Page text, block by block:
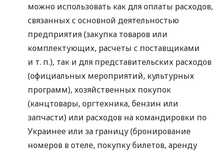
можно использовать как для оплаты расходов,
связанных с основной деятельностью
предприятия (закупка товаров или
комплектующих, расчеты с поставщиками
и т. п.), так и для представительских расходов
(официальных мероприятий, культурных
программ), хозяйственных покупок
(канцтовары, оргтехника, бензин или
запчасти) или расходов на командировки по
Украинее или за границу (бронирование
номеров в отеле, покупку билетов, аренду